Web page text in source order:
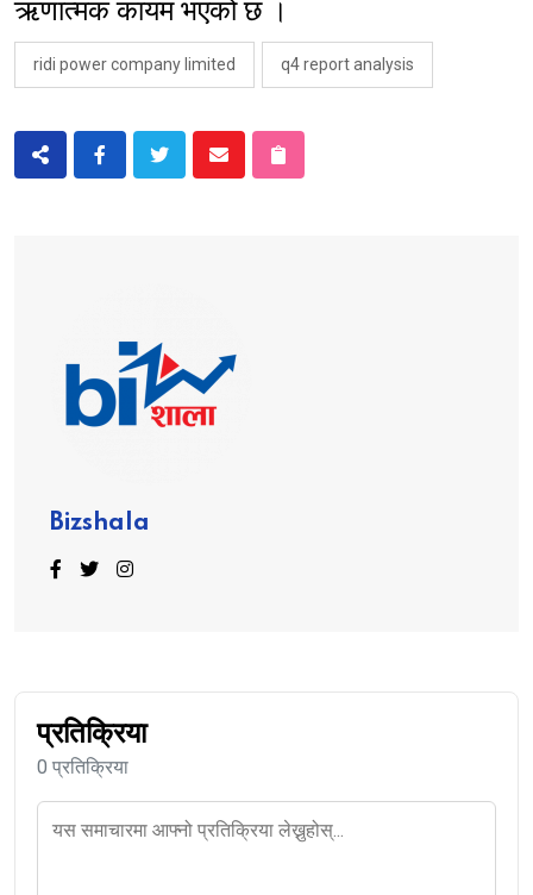
ऋणात्मक कायम भएको छ ।
ridi power company limited q4 report analysis
Bizshala
प्रतिक्रिया
0 प्रतिक्रिया